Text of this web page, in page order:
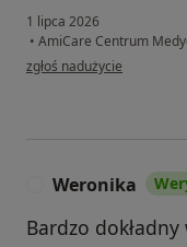
1 lipca 2026
• AmiCare Centrum
w opinii użytkownika Marek
zgłoś nadużycie
Weronika
Bardzo